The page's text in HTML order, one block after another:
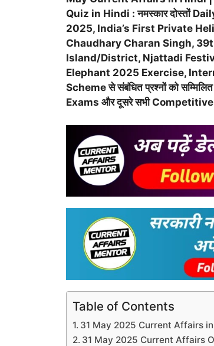
Quiz in Hindi : नमस्कार दोस्तों
2025, India’s First Private
Chaudhary Charan Singh,
Island/District, Njattadi
Elephant 2025 Exercise,
Scheme से संबंधित प्रश्नों को
Exams और दूसरे सभी Competitive
Table of Contents
31 May 2025 Current Affairs
31 May 2025 Current Affairs